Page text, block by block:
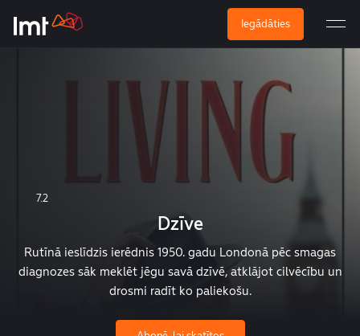
Iegādāties
7.2
Dzīve
Rutīnā ieslīdzis ierēdnis 1950. gadu Londonā pēc smagas
diagnozes sāk meklēt jēgu savā dzīvē, atklājot cilvēcību un
drosmi radīt ko paliekošu.